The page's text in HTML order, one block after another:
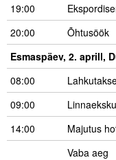
19:00
20:00
Õhtusöök
Esmaspäev, 2. aprill,
08:00
09:00
14:00
Majutus
Vaba aeg